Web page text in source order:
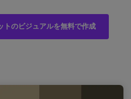
トのビジュアルを無料で作成